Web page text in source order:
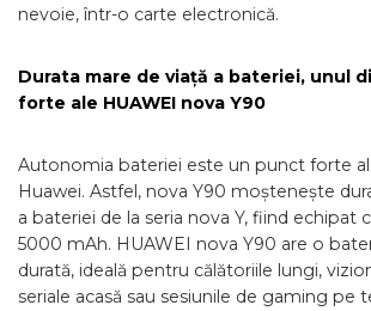
nevoie, într-o carte electronică.
Durata mare de viață a bateriei, unul
forte ale HUAWEI nova Y90
Autonomia bateriei este un punct forte
Huawei. Astfel, nova Y90 moștenește
a bateriei de la seria nova Y, fiind echipat
5000 mAh. HUAWEI nova Y90 are o
durată, ideală pentru călătoriile lungi,
seriale acasă sau sesiunile de gaming pe